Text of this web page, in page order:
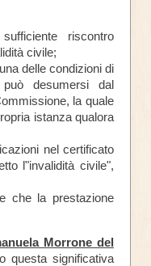
riscontro
civile;
delle condizioni di
può desumersi dal
la quale
istanza qualora
nel certificato
l"invalidità civile",
che la prestazione
Morronedel
questa significativa